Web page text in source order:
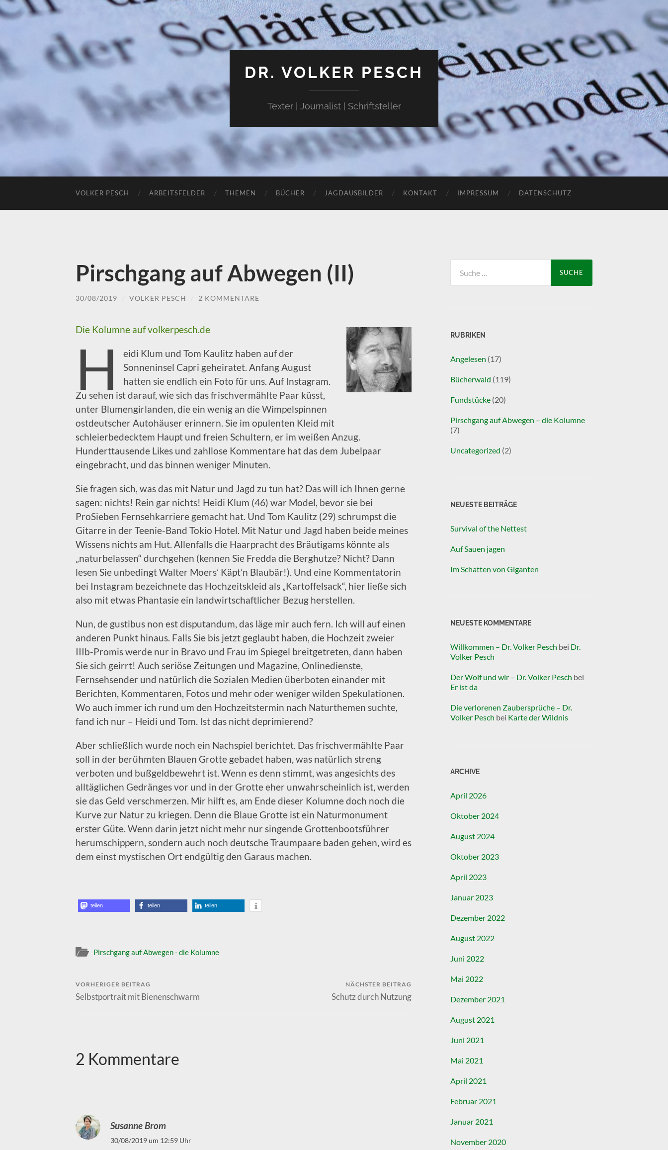
DR. VOLKER PESCH
Texter | Journalist | Schriftsteller
VOLKER PESCH ARBEITSFELDER THEMEN BÜCHER JAGDAUSBILDER KONTAKT IMPRESSUM DATENSCHUTZ
Pirschgang auf Abwegen (II)
30/08/2019 VOLKER PESCH 2 KOMMENTARE
Die Kolumne auf volkerpesch.de
H
eidi Klum und Tom Kaulitz haben auf der
Sonneninsel Capri geheiratet. Anfang August
hatten sie endlich ein Foto für uns. Auf Instagram.
Zu sehen ist darauf, wie sich das frischvermählte Paar küsst,
unter Blumengirlanden, die ein wenig an die Wimpelspinnen
ostdeutscher Autohäuser erinnern. Sie im opulenten Kleid mit
schleierbedecktem Haupt und freien Schultern, er im weißen Anzug.
Hunderttausende Likes und zahllose Kommentare hat das dem Jubelpaar
eingebracht, und das binnen weniger Minuten.
Sie fragen sich, was das mit Natur und Jagd zu tun hat? Das will ich Ihnen gerne
sagen: nichts! Rein gar nichts! Heidi Klum (46) war Model, bevor sie bei
ProSieben Fernsehkarriere gemacht hat. Und Tom Kaulitz (29) schrumpst die
Gitarre in der Teenie-Band Tokio Hotel. Mit Natur und Jagd haben beide meines
Wissens nichts am Hut. Allenfalls die Haarpracht des Bräutigams könnte als
„naturbelassen“ durchgehen (kennen Sie Fredda die Berghutze? Nicht? Dann
lesen Sie unbedingt Walter Moers’ Käpt’n Blaubär!). Und eine Kommentatorin
bei Instagram bezeichnete das Hochzeitskleid als „Kartoffelsack“, hier ließe sich
also mit etwas Phantasie ein landwirtschaftlicher Bezug herstellen.
Nun, de gustibus non est disputandum, das läge mir auch fern. Ich will auf einen
anderen Punkt hinaus. Falls Sie bis jetzt geglaubt haben, die Hochzeit zweier
IIIb-Promis werde nur in Bravo und Frau im Spiegel breitgetreten, dann haben
Sie sich geirrt! Auch seriöse Zeitungen und Magazine, Onlinedienste,
Fernsehsender und natürlich die Sozialen Medien überboten einander mit
Berichten, Kommentaren, Fotos und mehr oder weniger wilden Spekulationen.
Wo auch immer ich rund um den Hochzeitstermin nach Naturthemen suchte,
fand ich nur – Heidi und Tom. Ist das nicht deprimierend?
Aber schließlich wurde noch ein Nachspiel berichtet. Das frischvermählte Paar
soll in der berühmten Blauen Grotte gebadet haben, was natürlich streng
verboten und bußgeldbewehrt ist. Wenn es denn stimmt, was angesichts des
alltäglichen Gedränges vor und in der Grotte eher unwahrscheinlich ist, werden
sie das Geld verschmerzen. Mir hilft es, am Ende dieser Kolumne doch noch die
Kurve zur Natur zu kriegen. Denn die Blaue Grotte ist ein Naturmonument
erster Güte. Wenn darin jetzt nicht mehr nur singende Grottenbootsführer
herumschippern, sondern auch noch deutsche Traumpaare baden gehen, wird es
dem einst mystischen Ort endgültig den Garaus machen.
teilen teilen teilen
Pirschgang auf Abwegen - die Kolumne
VORHERIGER BEITRAG
Selbstportrait mit Bienenschwarm
NÄCHSTER BEITRAG
Schutz durch Nutzung
2 Kommentare
Susanne Brom
30/08/2019 um 12:59 Uhr
nach:
RUBRIKEN
Angelesen (17)
Bücherwald (119)
Fundstücke (20)
Pirschgang auf Abwegen – die Kolumne
(7)
Uncategorized (2)
NEUESTE BEITRÄGE
Survival of the Nettest
Auf Sauen jagen
Im Schatten von Giganten
NEUESTE KOMMENTARE
Willkommen – Dr. Volker Pesch bei Dr.
Volker Pesch
Der Wolf und wir – Dr. Volker Pesch bei
Er ist da
Die verlorenen Zaubersprüche – Dr.
Volker Pesch bei Karte der Wildnis
ARCHIVE
April 2026
Oktober 2024
August 2024
Oktober 2023
April 2023
Januar 2023
Dezember 2022
August 2022
Juni 2022
Mai 2022
Dezember 2021
August 2021
Juni 2021
Mai 2021
April 2021
Februar 2021
Januar 2021
November 2020